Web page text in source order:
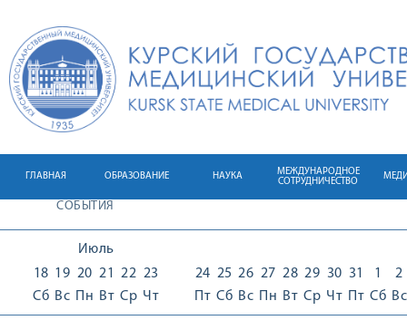
ГЛАВНАЯ ОБРАЗОВАНИЕ НАУКА
МЕЖДУНАРОДНОЕ
СОТРУДНИЧЕСТВО
СОБЫТИЯ
Июль
18
Сб
19
Вс
20
Пн
21
Вт
22
Ср
23
Чт
24
Пт
25
Сб
26
Вс
27
Пн
28
Вт
29
Ср
30
Чт
31
Пт
1
Сб
2
Вс